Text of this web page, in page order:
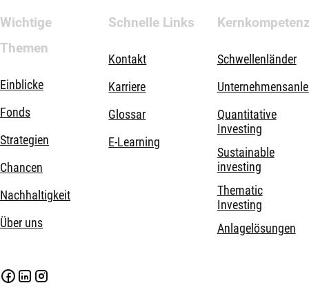
Wichtige
Themen
Einblicke
Fonds
Strategien
Chancen
Nachhaltigkeit
Über uns
Schnelle Links
Kontakt
Karriere
Glossar
E-Learning
Schwellenländer
Quantitative
Investing
Sustainable
investing
Thematic
Investing
Anlagelösungen